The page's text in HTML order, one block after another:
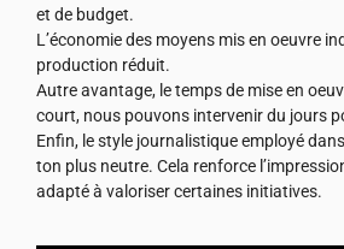
et de budget.
L’économie des moyens mis en oeuvre
production réduit.
Autre avantage, le temps de mise en
court, nous pouvons intervenir du jours
Enfin, le style journalistique employé
ton plus neutre. Cela renforce
adapté à valoriser certaines initiatives.